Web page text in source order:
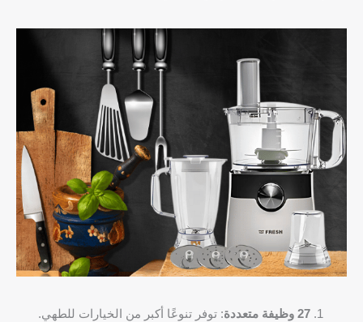
27 وظيفة متعددة
: توفر تنوعًا أكبر من الخيارات للطهي.